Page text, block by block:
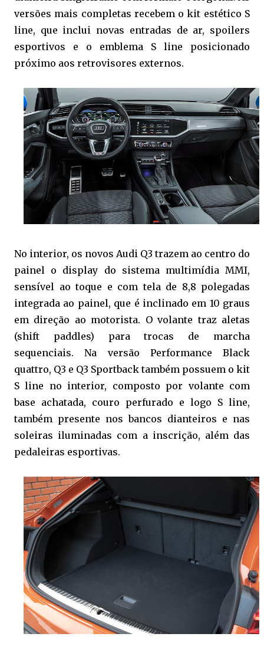
versões mais completas recebem o kit estético S
line, que inclui novas entradas de ar, spoilers
esportivos e o emblema S line posicionado
próximo aos retrovisores externos.
No interior, os novos Audi Q3 trazem ao centro do
painel o display do sistema multimídia MMI,
sensível ao toque e com tela de 8,8 polegadas
integrada ao painel, que é inclinado em 10 graus
em direção ao motorista. O volante traz aletas
(shift paddles) para trocas de marcha
sequenciais. Na versão Performance Black
quattro, Q3 e Q3 Sportback também possuem o kit
S line no interior, composto por volante com
base achatada, couro perfurado e logo S line,
também presente nos bancos dianteiros e nas
soleiras iluminadas com a inscrição, além das
pedaleiras esportivas.